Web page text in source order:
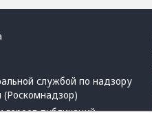
службой по надзору
публикаций.